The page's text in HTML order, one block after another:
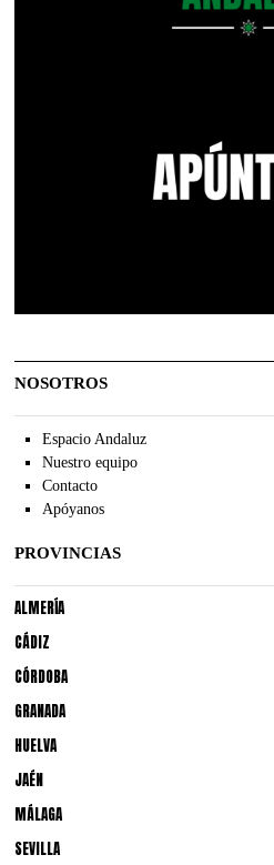
NOSOTROS
Espacio Andaluz
Nuestro equipo
Contacto
Apóyanos
PROVINCIAS
ALMERÍA
CÁDIZ
CÓRDOBA
GRANADA
HUELVA
JAÉN
MÁLAGA
SEVILLA